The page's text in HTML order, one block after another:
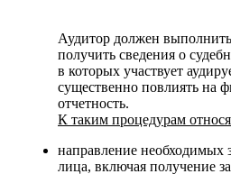
Аудитор должен
получить сведения о
в которых участвует
существенно повлиять на
отчетность.
К таким процедурам
направление необходимых
лица, включая получение